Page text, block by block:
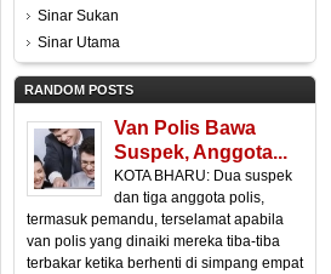
Sinar Sukan
Sinar Utama
RANDOM POSTS
Van Polis Bawa
Suspek, Anggota...
KOTA BHARU: Dua suspek
dan tiga anggota polis,
termasuk pemandu, terselamat apabila
van polis yang dinaiki mereka tiba-tiba
terbakar ketika berhenti di simpang empat